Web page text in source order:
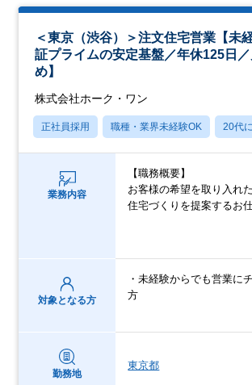
＜東京（渋谷）＞注文住宅営業【未
証プライムの安定基盤／年休125日
め】
株式会社ホーク・ワン
正社員採用 職種・業界未経験OK 20代
業務内容
【職務概要】
お客様の希望を取り入れ
住宅づくりを提案するお
対象となる方
・未経験からでも営業に
方
勤務地
東京都